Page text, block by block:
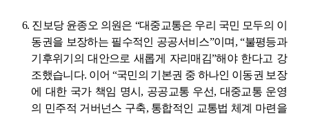
6. 진보당 윤종오 의원은 “대중교통은 우리 국민 모두의 이
동권을 보장하는 필수적인 공공서비스”이며 , “불평등과
기후위기의 대안으로 새롭게 자리매김”해야 한다고 강
조했습니다. 이어 “국민의 기본권 중 하나인 이동권 보장
에 대한 국가 책임 명시 , 공공교통 우선, 대중교통 운영
의 민주적 거버넌스 구축, 통합적인 교통법 체계 마련을